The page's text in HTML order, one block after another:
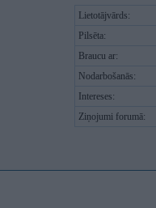
Lietotājvārds:
Pilsēta:
Braucu ar:
Nodarbošanās:
Intereses:
Ziņojumi forumā: